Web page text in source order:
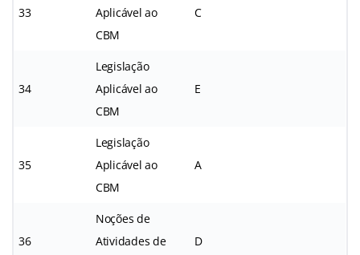
33
Aplicável ao
CBM
C
34
Legislação
Aplicável ao
CBM
E
35
Legislação
Aplicável ao
CBM
A
36
Noções de
Atividades de
D